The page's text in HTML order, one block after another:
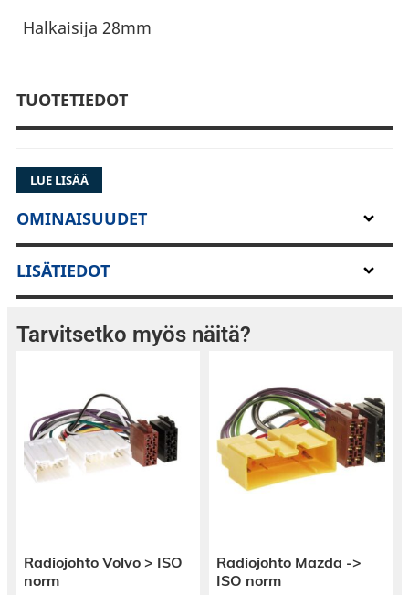
Halkaisija 28mm
TUOTETIEDOT
LUE LISÄÄ
OMINAISUUDET
LISÄTIEDOT
Tarvitsetko myös näitä?
Radiojohto Volvo > ISO
norm
Radiojohto Mazda ->
ISO norm